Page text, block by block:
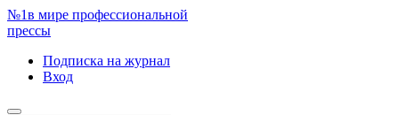
№1в мире профессиональной
прессы
Подписка на журнал
Вход